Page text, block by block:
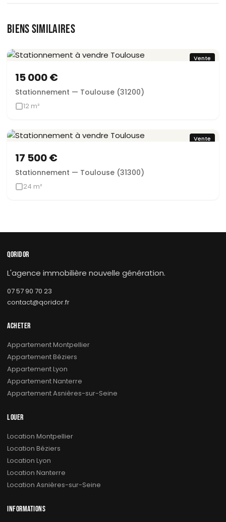
BIENS SIMILAIRES
Vente
15 000 €
Stationnement — Toulouse (31200)
12 m²
Vente
17 500 €
Stationnement — Toulouse (31300)
24 m²
QORIDOR
L'agence immobilière nouvelle génération.
07 57 90 70 23
contact@qoridor.fr
ACHETER
Appartement Montpellier
Appartement Béziers
Appartement Lyon
Appartement Nanterre
Appartement Asnières-sur-Seine
LOUER
Location Montpellier
Location Béziers
Location Lyon
Location Nanterre
Location Asnières-sur-Seine
INFORMATIONS